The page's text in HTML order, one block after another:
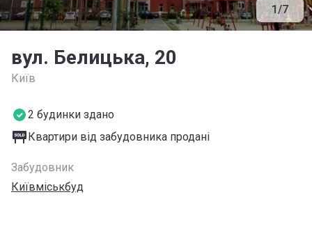
1/7
вул. Белицька, 20
Київ
2 будинки здано
Квартири від забудовника продані
Забудовник
Київміськбуд